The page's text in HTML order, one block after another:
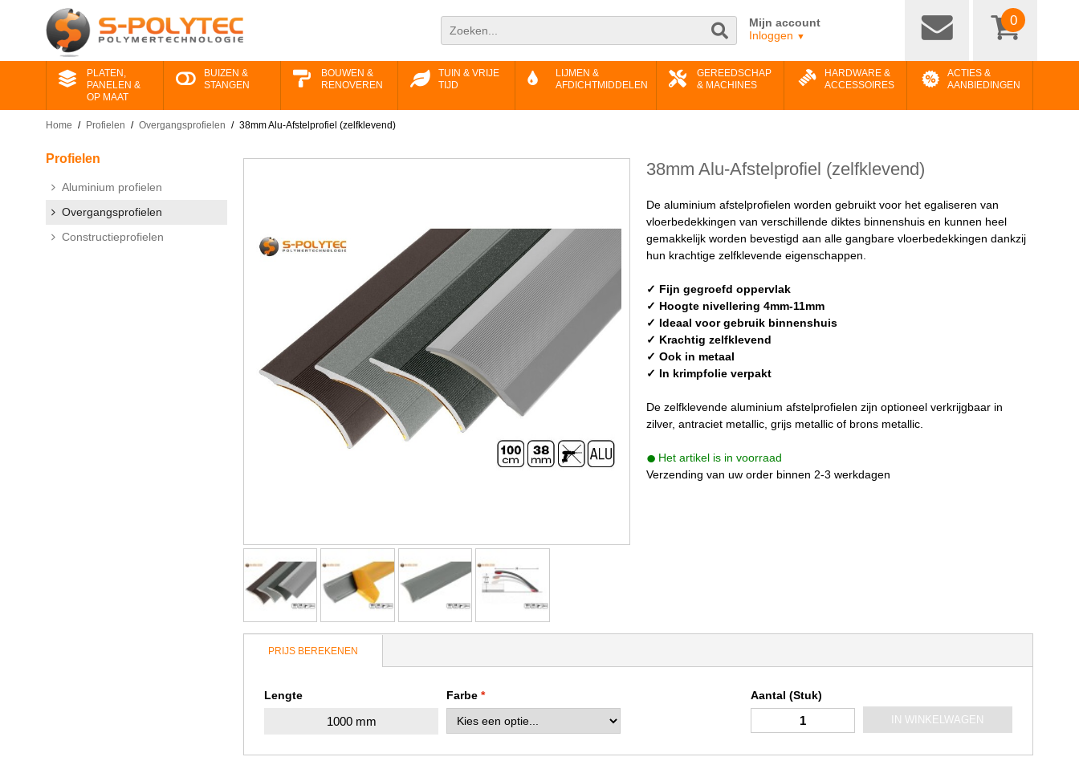
Mijn account
Inloggen ▼
0
PLATEN,
PANELEN &
OP MAAT
BUIZEN &
STANGEN
BOUWEN &
RENOVEREN
TUIN & VRIJE
TIJD
LIJMEN &
AFDICHTMIDDELEN
GEREEDSCHAP
& MACHINES
HARDWARE &
ACCESSOIRES
ACTIES &
AANBIEDINGEN
Home / Profielen / Overgangsprofielen / 38mm Alu-Afstelprofiel (zelfklevend)
Profielen
Aluminium profielen
Overgangsprofielen
Constructieprofielen
38mm Alu-Afstelprofiel (zelfklevend)
De aluminium afstelprofielen worden gebruikt voor het egaliseren van
vloerbedekkingen van verschillende diktes binnenshuis en kunnen heel
gemakkelijk worden bevestigd aan alle gangbare vloerbedekkingen dankzij
hun krachtige zelfklevende eigenschappen.
✓ Fijn gegroefd oppervlak
✓ Hoogte nivellering 4mm-11mm
✓ Ideaal voor gebruik binnenshuis
✓ Krachtig zelfklevend
✓ Ook in metaal
✓ In krimpfolie verpakt
De zelfklevende aluminium afstelprofielen zijn optioneel verkrijgbaar in
zilver, antraciet metallic, grijs metallic of brons metallic.
Het artikel is in voorraad
Verzending van uw order binnen 2-3 werkdagen
PRIJS BEREKENEN
Lengte
1000 mm
Farbe Aantal (Stuk)
IN WINKELWAGEN